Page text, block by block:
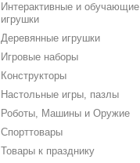
Интерактивные и обучающие
игрушки
Деревянные игрушки
Игровые наборы
Конструкторы
Настольные игры, пазлы
Роботы, Машины и Оружие
Спорттовары
Товары к празднику